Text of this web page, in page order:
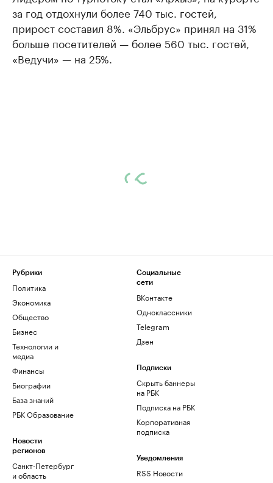
за год отдохнули более 740 тыс. гостей,
прирост составил 8%. «Эльбрус» принял на 31%
больше посетителей — более 560 тыс. гостей,
«Ведучи» — на 25%.
Рубрики
Политика
Экономика
Общество
Бизнес
Технологии и
медиа
Финансы
Биографии
База знаний
РБК Образование
Новости
регионов
Санкт-Петербург
и область
Социальные
сети
ВКонтакте
Одноклассники
Telegram
Дзен
Подписки
Скрыть баннеры
на РБК
Подписка на РБК
Корпоративная
подписка
Уведомления
RSS Новости